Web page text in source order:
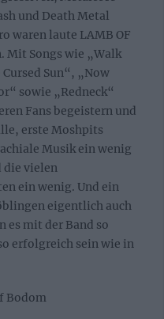
und Death Metal
waren laute LAMB OF
Mit Songs wie „Walk
Sun“, „Now
sowie „Redneck“
Fans begeistern und
erste Moshpits
Musik ein wenig
die vielen
ein wenig. Und ein
eigentlich auch
es mit der Band so
erfolgreich sein wie in